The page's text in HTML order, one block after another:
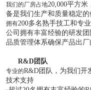
我们的厂房占地20,000平方米
备是我们生产和质量稳定的
拥有200多名熟手技工和专
公司拥有丰富经验的研发
品质管理体系确保产品出厂
R&D团队
专业的R&D团队，为我们开
技术支持